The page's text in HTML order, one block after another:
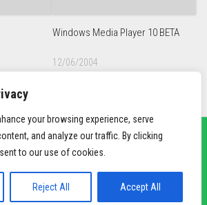
your browsing experience, serve
and analyze our traffic. By clicking
to our use of cookies.
Reject All Accept All
Windows Media Player 10 BETA
12/06/2004
sief3r.com
byWordPress. Theme byAlx.